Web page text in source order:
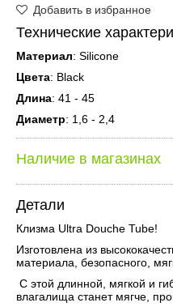
Добавить в избранное
Технические
Материал: Silicone
Цвета: Black
Длина: 41 - 45
Диаметр: 1,6 - 2,4
Наличие в магазинах
Детали
Клизма Ultra Douche Tube!
Изготовлена из
материала, безопасного,
С этой длинной, мягкой и
влагалища станет мягче,